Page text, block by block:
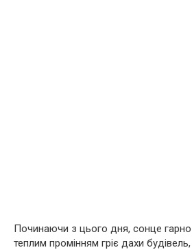
Починаючи з цього дня, сонце гарно
теплим промінням гріє дахи